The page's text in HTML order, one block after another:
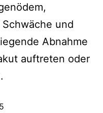
und
Abnahme
auftreten oder